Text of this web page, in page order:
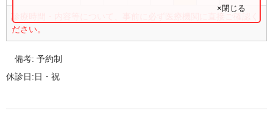
診療時間・内容等について、事前に必ず医療機関に直接ご確認く
ださい。
×閉じる
備考:予約制
休診日:日・祝